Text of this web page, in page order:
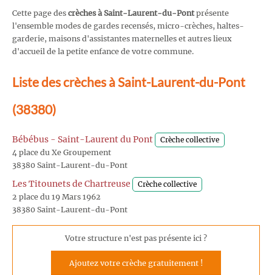
Cette page des crèches à Saint-Laurent-du-Pontprésente
l'ensemble modes de gardes recensés, micro-crèches, haltes-
garderie, maisons d'assistantes maternelles et autres lieux
d'accueil de la petite enfance de votre commune.
Liste des crèches à Saint-Laurent-du-Pont
(38380)
Bébébus - Saint-Laurent du Pont Crèche collective
4 place du Xe Groupement
38380 Saint-Laurent-du-Pont
Les Titounets de Chartreuse Crèche collective
2 place du 19 Mars 1962
38380 Saint-Laurent-du-Pont
Votre structure n'est pas présente ici ?
Ajoutez votre crèche gratuitement !